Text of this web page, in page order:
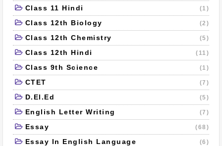
Class 11 Hindi (1)
Class 12th Biology (2)
Class 12th Chemistry (5)
Class 12th Hindi (11)
Class 9th Science (1)
CTET (7)
D.El.Ed (5)
English Letter Writing (7)
Essay (68)
Essay In English Language (6)